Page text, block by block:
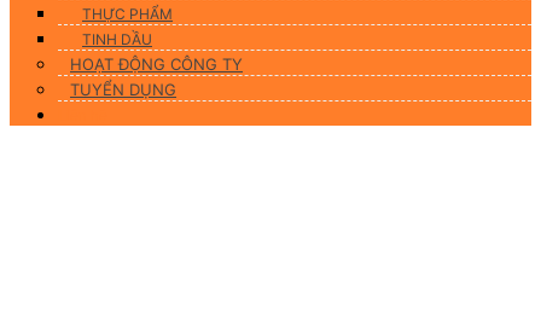
THỰC PHẨM
TINH DẦU
HOẠT ĐỘNG CÔNG TY
TUYỂN DỤNG